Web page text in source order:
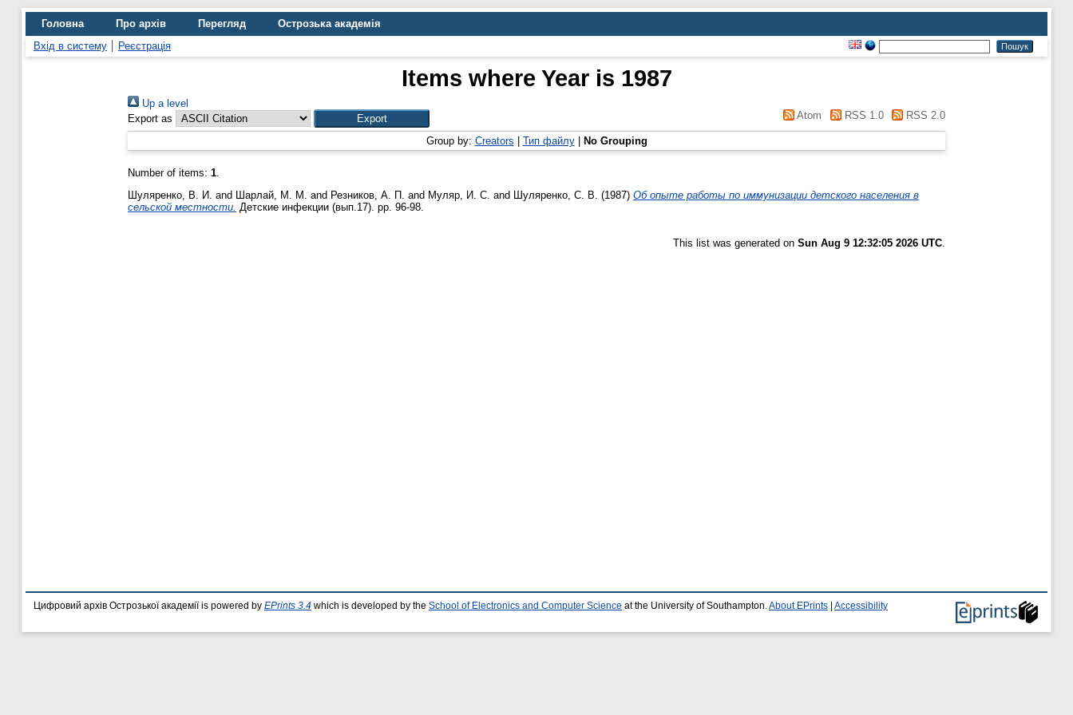
Головна Про архів Перегляд
Острозька академія
Вхід в систему
Реєстрація
Items where Year is 1987
Up a level
Export as
Atom RSS 1.0 RSS 2.0
Group by: Creators Тип файлу| No Grouping
Number of items: 1.
Шуляренко, В. И. and Шарлай, М. М. and Резников, А. П. and Муляр, И. С. and Шуляренко, С. В. (1987) Об опыте работы по иммунизации детского населения в
сельской местности. Детские инфекции (вып.17). pp. 96-98.
This list was generated on Sun Aug 9 12:32:05 2026 UTC
Цифровий архів Острозької академії is powered by EPrints 3.4 which is developed by the School of Electronics and Computer Science at the University of Southampton. About EPrints Accessibility